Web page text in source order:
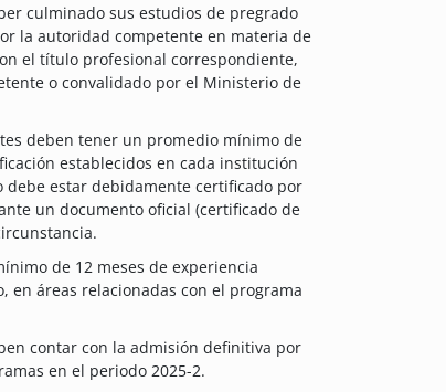
culminado sus estudios de pregrado
la autoridad competente en materia de
el título profesional correspondiente,
o convalidado por el Ministerio de
deben tener un promedio mínimo de
establecidos en cada institución
debe estar debidamente certificado por
un documento oficial (certificado de
de 12 meses de experiencia
áreas relacionadas con el programa
contar con la admisión definitiva por
en el periodo 2025-2.